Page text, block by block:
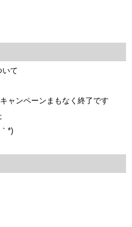
いて
ャンペーンまもなく終了です
*)